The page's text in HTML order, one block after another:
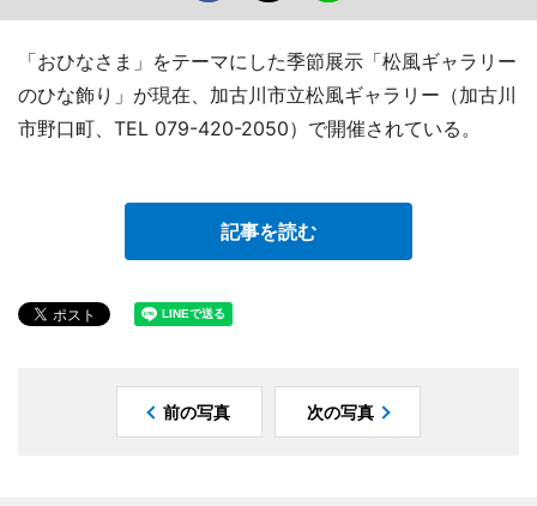
「おひなさま」をテーマにした季節展示「松風ギャラリー
のひな飾り」が現在、加古川市立松風ギャラリー（加古川
市野口町、TEL 079-420-2050）で開催されている。
記事を読む
前の写真 次の写真